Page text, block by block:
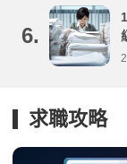
6.
求職攻略